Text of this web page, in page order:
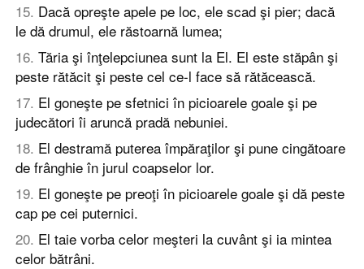
15. Dacă opreşte apele pe loc, ele scad şi pier; dacă
le dă drumul, ele răstoarnă lumea;
16. Tăria şi înţelepciunea sunt la El. El este stăpân şi
peste rătăcit şi peste cel ce-l face să rătăcească.
17. El goneşte pe sfetnici în picioarele goale şi pe
judecători îi aruncă pradă nebuniei.
18. El destramă puterea împăraţilor şi pune cingătoare
de frânghie în jurul coapselor lor.
19. El goneşte pe preoţi în picioarele goale şi dă peste
cap pe cei puternici.
20. El taie vorba celor meşteri la cuvânt şi ia mintea
celor bătrâni.